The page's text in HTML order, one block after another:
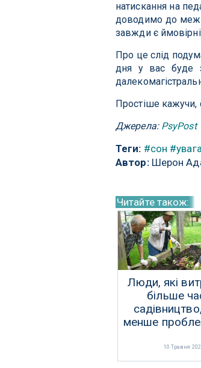
натискання на
доводимо до межі
завжди є
Про це слід
дня у вас буде
Простіше кажучи,
Джерела: PsyPost
Теги: #сон
Автор:Шерон
Читайте також:
Люди, які
більше
менше
10 Травня